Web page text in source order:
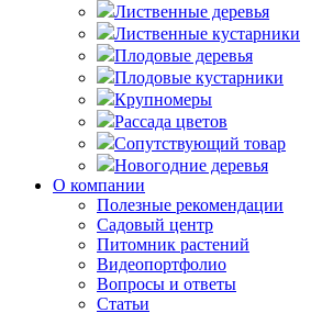
Лиственные деревья
Лиственные кустарники
Плодовые деревья
Плодовые кустарники
Крупномеры
Рассада цветов
Сопутствующий товар
Новогодние деревья
О компании
Полезные рекомендации
Садовый центр
Питомник растений
Видеопортфолио
Вопросы и ответы
Статьи